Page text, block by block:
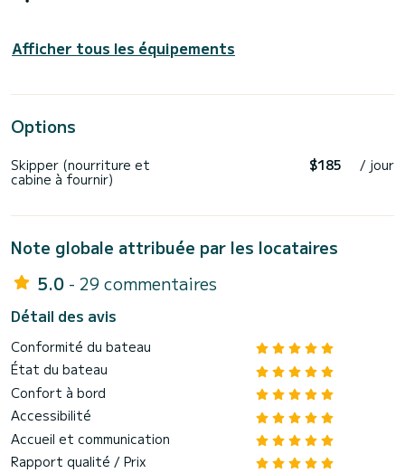
Afficher tous les équipements
Options
Skipper (nourriture et
cabine à fournir)
$185 / jour
Note globale attribuée par les locataires
5.0 - 29 commentaires
Détail des avis
Conformité du bateau
État du bateau
Confort à bord
Accessibilité
Accueil et communication
Rapport qualité / Prix